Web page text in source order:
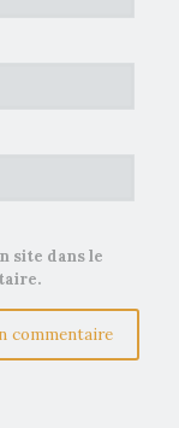
site dans le